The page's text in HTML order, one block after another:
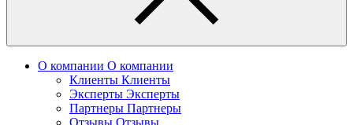
О компании О компании
Клиенты Клиенты
Эксперты Эксперты
Партнеры Партнеры
Отзывы Отзывы